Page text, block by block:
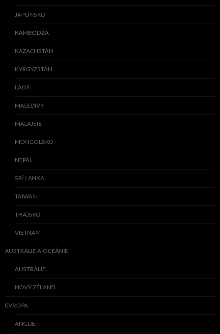
JAPONSKO
KAMBODŽA
KAZACHSTÁN
KYRGYZSTÁN
LAOS
MALEDIVY
MALAJSIE
MONGOLSKO
NEPÁL
SRÍ LANKA
TAIWAN
THAJSKO
VIETNAM
AUSTRÁLIE A OCEÁNIE
AUSTRÁLIE
NOVÝ ZÉLAND
EVROPA
ANGLIE